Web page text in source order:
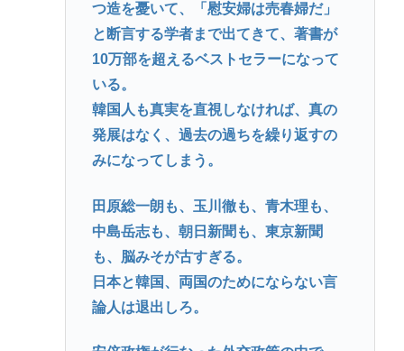
つ造を憂いて、「慰安婦は売春婦だ」
と断言する学者まで出てきて、著書が
10万部を超えるベストセラーになって
いる。
韓国人も真実を直視しなければ、真の
発展はなく、過去の過ちを繰り返すの
みになってしまう。
田原総一朗も、玉川徹も、青木理も、
中島岳志も、朝日新聞も、東京新聞
も、脳みそが古すぎる。
日本と韓国、両国のためにならない言
論人は退出しろ。